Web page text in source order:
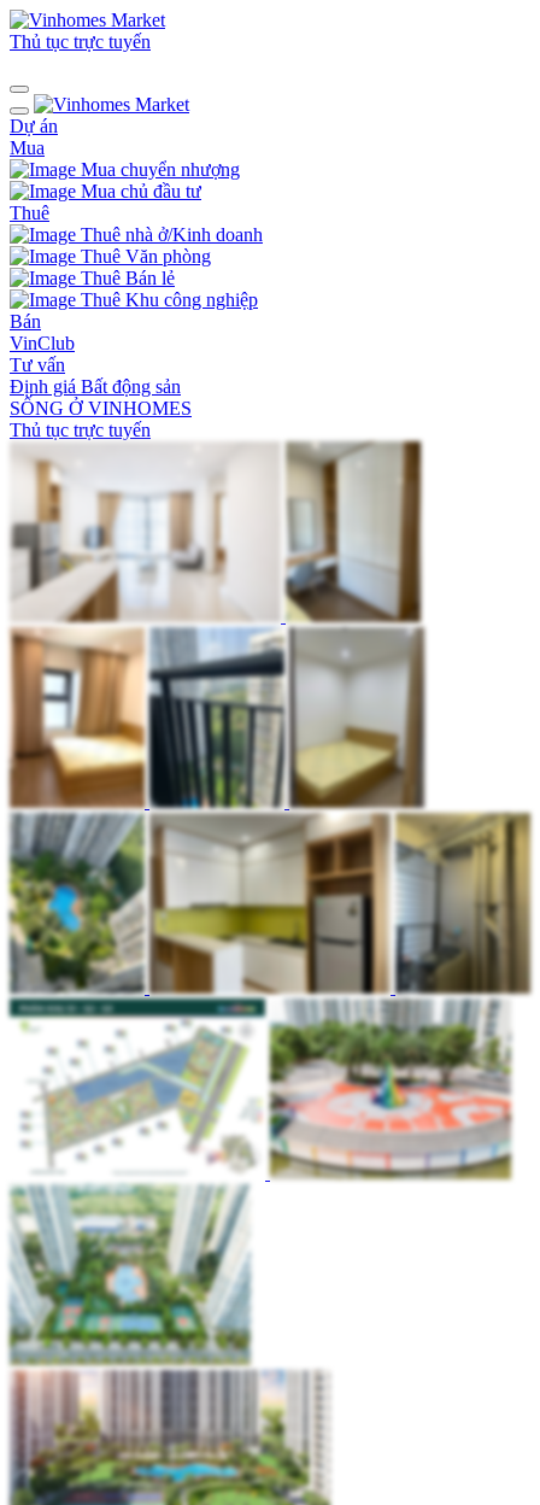
Thủ tục trực tuyến
Dự án
Mua
Mua chuyển nhượng
Mua chủ đầu tư
Thuê
Thuê nhà ở/Kinh doanh
Thuê Văn phòng
Thuê Bán lẻ
Thuê Khu công nghiệp
Bán
VinClub
Tư vấn
Định giá Bất động sản
SỐNG Ở VINHOMES
Thủ tục trực tuyến